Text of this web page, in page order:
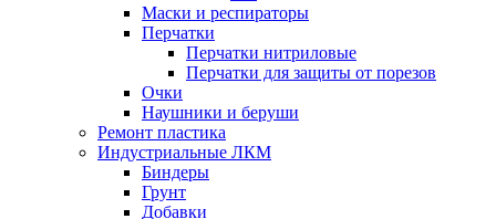
Маски и респираторы
Перчатки
Перчатки нитриловые
Перчатки для защиты от порезов
Очки
Наушники и беруши
Ремонт пластика
Индустриальные ЛКМ
Биндеры
Грунт
Добавки